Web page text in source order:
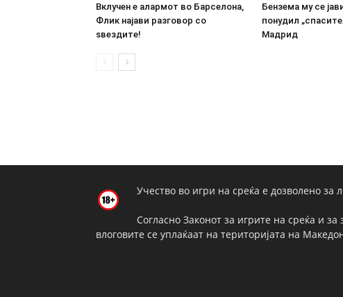
Вклучен е алармот во Барселона,
Флик најави разговор со
ѕвездите!
Бензема му се
понудил
Мадрид
Учество во игри на среќа е дозволено за
Согласно Законот за игрите на среќа и
влоговите се уплаќаат на територијата на